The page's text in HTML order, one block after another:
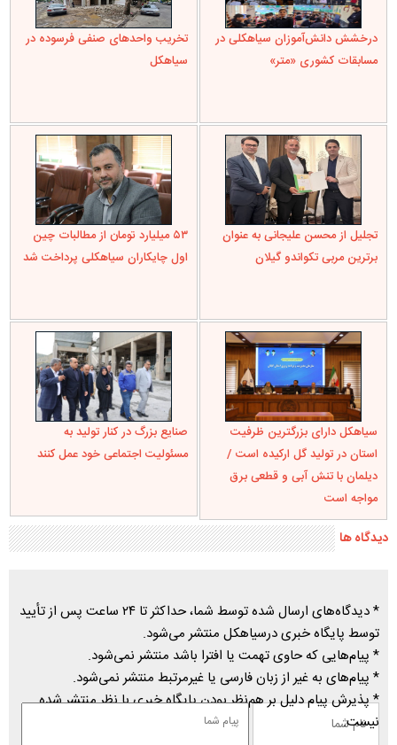
درخشش دانش‌آموزان سیاهکلی در
مسابقات کشوری «متر»
تخریب واحدهای صنفی فرسوده در
سیاهکل
تجلیل از محسن علیجانی به عنوان
برترین مربی تکواندو گیلان
۵۳ میلیارد تومان از مطالبات چین
اول چایکاران سیاهکلی پرداخت شد
سیاهکل دارای بزرگترین ظرفیت
استان در تولید گل ارکیده است /
دیلمان با تنش آبی و قطعی برق
مواجه است
صنایع بزرگ در کنار تولید به
مسئولیت اجتماعی خود عمل کنند
دیدگاه ها
* دیدگاه‌های ارسال شده توسط شما، حداکثر تا ۲۴ ساعت پس از تأیید
توسط پایگاه خبری درسیاهکل منتشر می‌شود.
* پیام‌هایی که حاوی تهمت یا افترا باشد منتشر نمی‌شود.
* پیام‌های به غیر از زبان فارسی یا غیرمرتبط منتشر نمی‌شود.
* پذیرش پیام دلیل بر هم‌نظر بودن پایگاه خبری با نظر منتشر شده
نیست.